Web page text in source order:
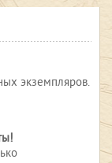
экземпляров.